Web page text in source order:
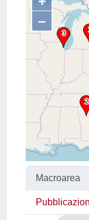
–
Macroarea